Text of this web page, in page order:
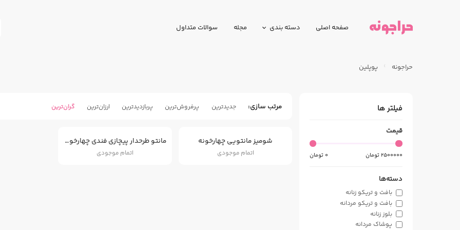
صفحه اصلی دسته بندی مجله سوالات متداول
حراجونه پوپلین
فیلتر ها
قیمت
0 تومان 2500000تومان
دسته‌ها
بافت و تریکو زنانه
بافت و تریکو مردانه
بلوز زنانه
پوشاک مردانه
مرتب سازی جدیدترین پرفروش‌ترین پربازدید‌ترین ارزان‌ترین گران‌ترین
شومیز مانتویی چهارخونه
اتمام موجودی
مانتو طرحدار پیچازی فندی چهارخونه
اتمام موجودی